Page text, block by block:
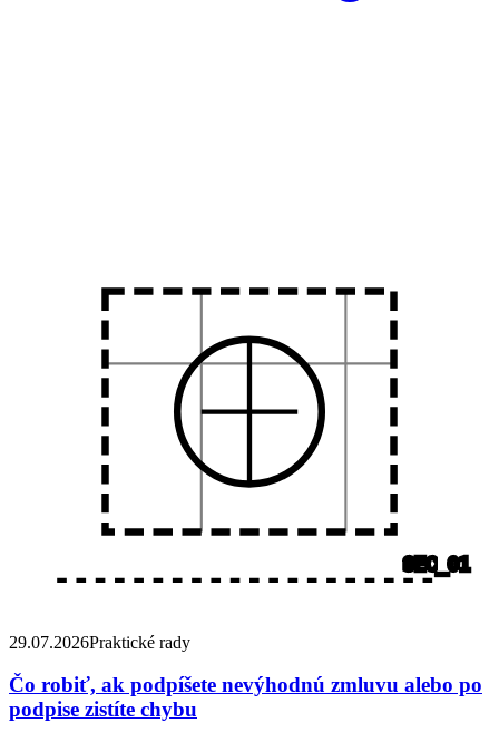
SEC_01
29.07.2026Praktické rady
Čo robiť, ak podpíšete nevýhodnú zmluvu alebo po
podpise zistíte chybu